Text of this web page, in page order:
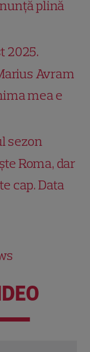
plină
2025.
Avram
mea e
sezon
Roma, dar
cap. Data